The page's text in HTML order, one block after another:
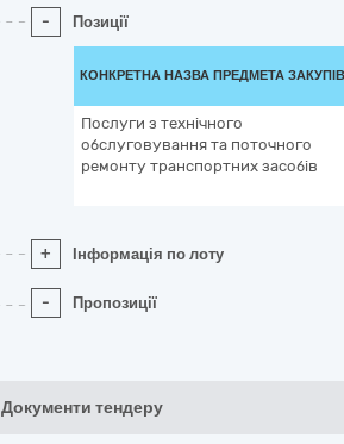
- Позиції
КОНКРЕТНА НАЗВА ПРЕДМЕТА
Послуги з технічного
обслуговування та поточного
ремонту транспортних засобів
+ Інформація по лоту
- Пропозиції
Документи тендеру